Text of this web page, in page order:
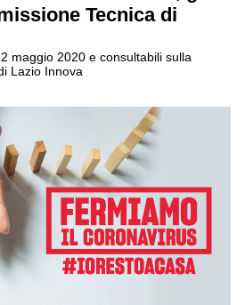
Tecnica di
maggio 2020 e consultabili sulla
Lazio Innova